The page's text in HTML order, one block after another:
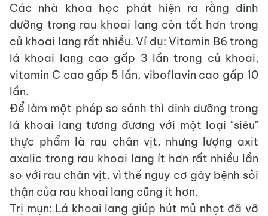
Các nhà khoa học phát hiện ra rằng dinh
dưỡng trong rau khoai lang còn tốt hơn trong
củ khoai lang rất nhiều. Ví dụ: Vitamin B6 trong
lá khoai lang cao gấp 3 lần trong củ khoai,
vitamin C cao gấp 5 lần, viboflavin cao gấp 10
lần.
Để làm một phép so sánh thì dinh dưỡng trong
lá khoai lang tương đương với một loại "siêu"
thực phẩm là rau chân vịt, nhưng lượng axit
axalic trong rau khoai lang ít hơn rất nhiều lần
so với rau chân vịt, vì thế nguy cơ gây bệnh sỏi
thận của rau khoai lang cũng ít hơn.
Trị mụn: Lá khoai lang giúp hút mủ nhọt đã vỡ